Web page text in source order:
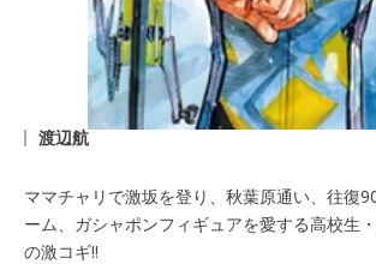
渡辺航
ママチャリで激坂を登り、秋葉原通い、往
ーム、ガシャポンフィギュアを愛する高校生
の激コギ!!